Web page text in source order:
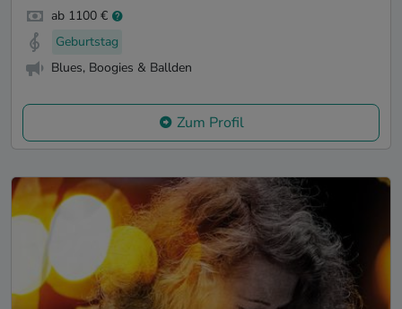
ab 1100 €
Geburtstag
Blues, Boogies & Ballden
Zum Profil